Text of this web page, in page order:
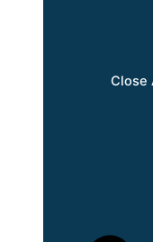
Close